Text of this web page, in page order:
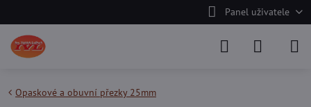
Panel uživatele
Opaskové a obuvní přezky 25mm